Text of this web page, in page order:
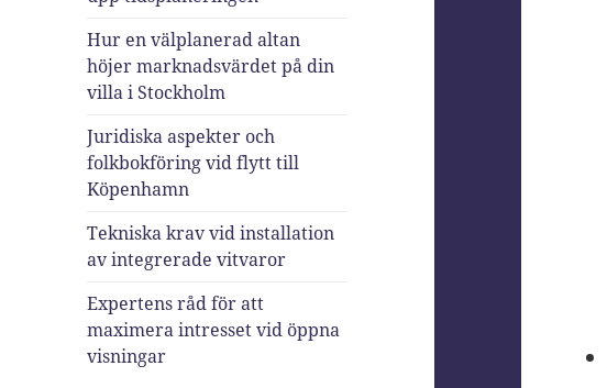
Hur en välplanerad altan
höjer marknadsvärdet på din
villa i Stockholm
Juridiska aspekter och
folkbokföring vid flytt till
Köpenhamn
Tekniska krav vid installation
av integrerade vitvaror
Expertens råd för att
maximera intresset vid öppna
visningar